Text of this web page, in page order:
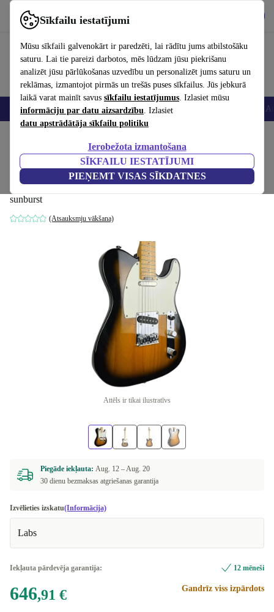
Sīkfailu iestatījumi
Mūsu sīkfaili galvenokārt ir paredzēti, lai rādītu jums atbilstošāku
saturu. Lai tie pareizi darbotos, mēs lūdzam jūsu piekrišanu
analizēt jūsu pārlūkošanas uzvedību un personalizēt jums saturu un
reklāmas, izmantojot pirmās un trešās puses sīkfailus. Jūs jebkurā
laikā varat mainīt savus sīkfailu iestatījumus. Izlasiet mūsu
informāciju par datu aizsardzību. Izlasiet
datu apstrādātāja sīkfailu politiku
Ierobežota izmantošana
SĪKFAILU IESTATĪJUMI
PIEŅEMT VISAS SĪKDATNES
Izmantojiet refurbed ātri un viegli
Viedtālruņi Portatīvie datori Planšetes Viedpulksteņi
Blade Levinson Delta Standard
Telecaster 2021 - Sunburst
sunburst
(Atsauksmju vākšana)
646,91 €
Attēls ir tikai ilustratīvs
Piegāde iekļauta: Aug. 12 –Aug. 20
30 dienu bezmaksas atgriešanas garantija
Izvēlieties izskatu(Informācija)
Labs
Iekļauta pārdevēja garantija: 12 mēneši
646,91 € Gandrīz viss izpārdots